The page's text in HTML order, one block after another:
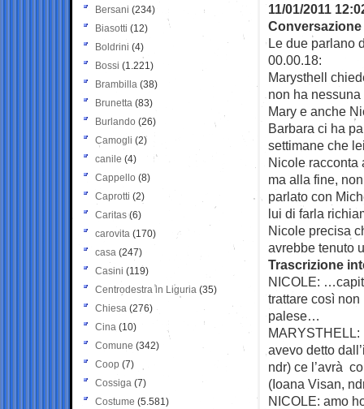
11/01/2011
Le due parlano
00.00.18:
Marysthell
non ha
Mary e anche
Barbara ci ha
settimane che
Nicole racconta
ma alla fine,
parlato con
lui di farla
Nicole precisa
avrebbe tenuto
Trascrizione
NICOLE:
trattare così
palese…
avevo detto
ndr) ce l’avrà
(Ioana Visan,
NICOLE: amo
Bersani (234)
Biasotti (12)
Boldrini (4)
Bossi (1.221)
Brambilla (38)
Brunetta (83)
Burlando (26)
Camogli (2)
canile (4)
Cappello (8)
Caprotti (2)
Caritas (6)
carovita (170)
casa (247)
Casini (119)
Centrodestra in Liguria (35)
Chiesa (276)
Cina (10)
Comune (342)
Coop (7)
Cossiga (7)
Costume (5.581)